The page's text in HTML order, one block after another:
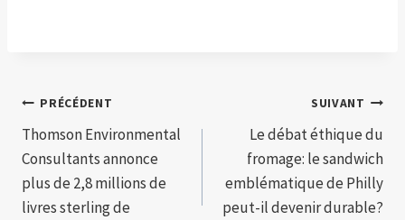
Navigation
de
l’article
PRÉCÉDENT
Thomson Environmental
Consultants annonce
plus de 2,8 millions de
livres sterling de
SUIVANT
Le débat éthique du
fromage: le sandwich
emblématique de Philly
peut-il devenir durable?